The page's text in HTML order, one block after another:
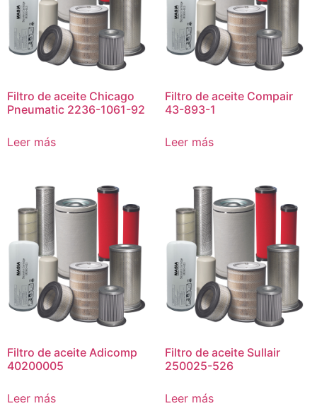
Filtro de aceite Chicago
Pneumatic 2236-1061-92
Leer más
Filtro de aceite Compair
43-893-1
Leer más
Filtro de aceite Adicomp
40200005
Leer más
Filtro de aceite Sullair
250025-526
Leer más